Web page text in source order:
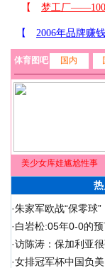
体育图吧 国内
美少女库娃尴尬性事
·朱家军欧战“保零球
·白岩松:05年0-0的
·访陈涛：保加利亚
·女排冠军杯中国负